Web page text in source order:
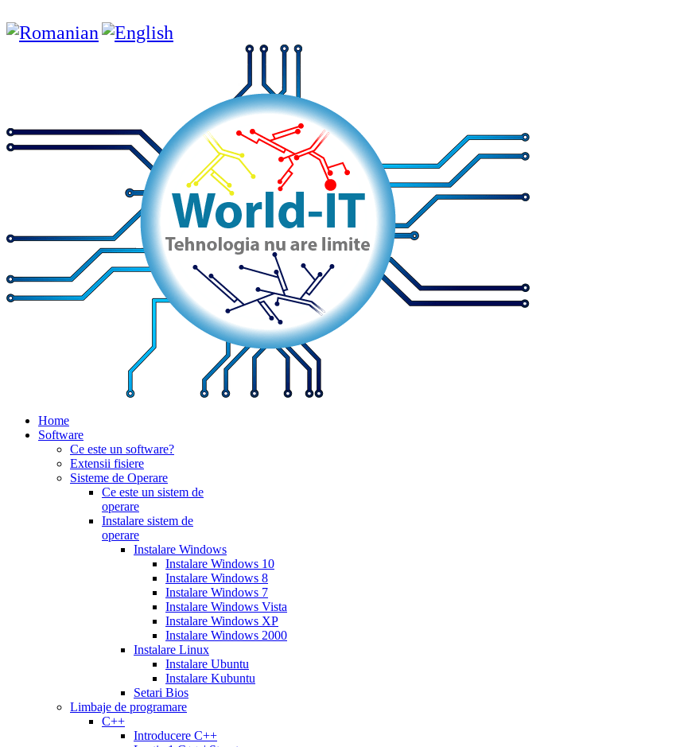
Home
Software
Ce este un software?
Extensii fisiere
Sisteme de Operare
Ce este un sistem de
operare
Instalare sistem de
operare
Instalare Windows
Instalare Windows 10
Instalare Windows 8
Instalare Windows 7
Instalare Windows Vista
Instalare Windows XP
Instalare Windows 2000
Instalare Linux
Instalare Ubuntu
Instalare Kubuntu
Setari Bios
Limbaje de programare
C++
Introducere C++